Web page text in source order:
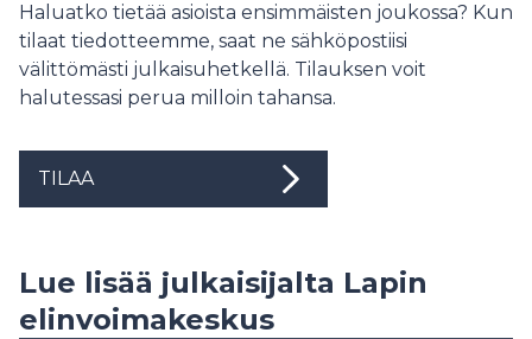
Haluatko tietää asioista ensimmäisten joukossa? Kun
tilaat tiedotteemme, saat ne sähköpostiisi
välittömästi julkaisuhetkellä. Tilauksen voit
halutessasi perua milloin tahansa.
TILAA
Lue lisää julkaisijalta Lapin
elinvoimakeskus